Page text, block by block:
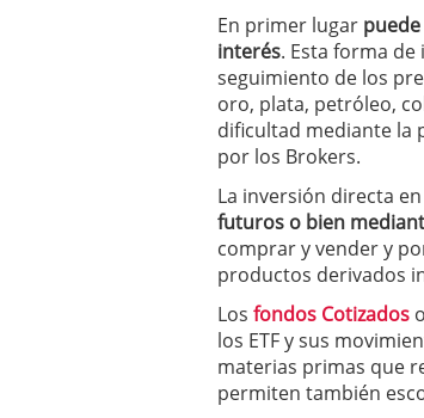
En primer lugar
interés. Esta forma
seguimiento de los
oro, plata, petróleo,
dificultad mediante la
por los Brokers.
La inversión directa
futuros o bien
comprar y vender y
productos derivados
Los fondos Cotizados
los ETF y sus
materias primas que
permiten también